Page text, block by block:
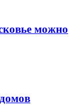
можно